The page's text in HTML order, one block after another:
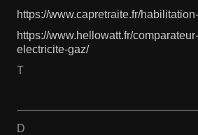
https://www.capretraite.fr/
https://www.hellowatt.fr/
electricite-gaz/
T
D